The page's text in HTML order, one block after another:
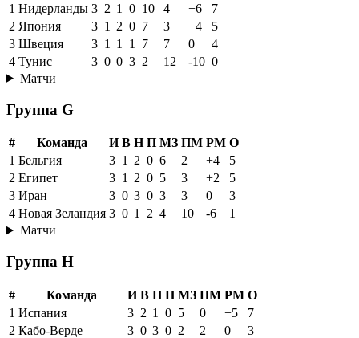
1 Нидерланды 3 2 1 0 10 4 +6
7
2 Япония 3 1 2 0 7 3 +4
5
3 Швеция 3 1 1 1 7 7 0
4
4 Тунис 3 0 0 3 2 12 -10 0
Матчи
Группа G
# Команда И В Н П МЗ ПМ РМ О
1 Бельгия 3 1 2 0 6 2 +4
5
2 Египет 3 1 2 0 5 3 +2
5
3 Иран 3 0 3 0 3 3 0
3
4 Новая Зеландия 3 0 1 2 4 10 -6
1
Матчи
Группа H
# Команда И В Н П МЗ ПМ РМ О
1 Испания 3 2 1 0 5 0 +5
7
2 Кабо-Верде 3 0 3 0 2 2 0
3